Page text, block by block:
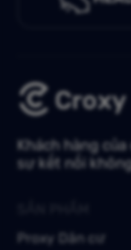
Khách hàng
sự kết nối
Proxy Dân cư